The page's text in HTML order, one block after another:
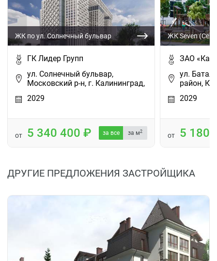
ЖК по ул. Солнечный бульвар
ГК Лидер Групп
ул. Солнечный бульвар,
Московский р-н, г. Калининград,
2029
от 5 340 400 за все за м2
ЖК Seven
ЗАО
ул.
район,
2029
от 5 180
ДРУГИЕ ПРЕДЛОЖЕНИЯ ЗАСТРОЙЩИКА